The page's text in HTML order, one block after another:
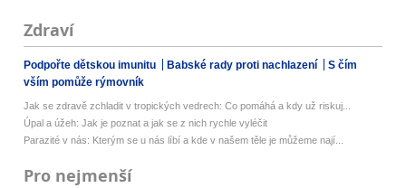
Zdraví
Podpořte dětskou imunitu Babské rady proti nachlazení
S čím
vším pomůže rýmovník
Jak se zdravě zchladit v tropických vedrech: Co pomáhá a kdy už riskuj...
Úpal a úžeh: Jak je poznat a jak se z nich rychle vyléčit
Parazité v nás: Kterým se u nás líbí a kde v našem těle je můžeme nají...
Pro nejmenší